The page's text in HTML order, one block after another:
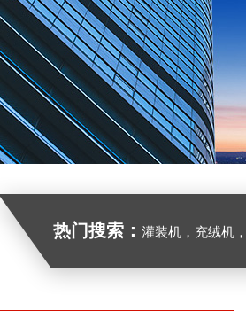
热门搜索： 灌装机，充绒机